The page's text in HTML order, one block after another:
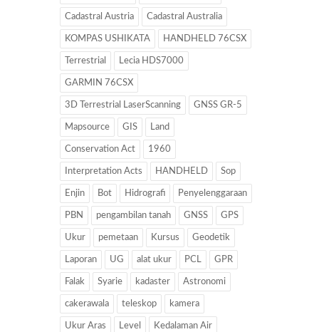
Cadastral Austria Cadastral Australia
KOMPAS USHIKATA HANDHELD 76CSX
Terrestrial Lecia HDS7000
GARMIN 76CSX
3D Terrestrial LaserScanning GNSS GR-5
Mapsource GIS Land
Conservation Act 1960
Interpretation Acts HANDHELD Sop
Enjin Bot Hidrografi Penyelenggaraan
PBN pengambilan tanah GNSS GPS
Ukur pemetaan Kursus Geodetik
Laporan UG alat ukur PCL GPR
Falak Syarie kadaster Astronomi
cakerawala teleskop kamera
Ukur Aras Level Kedalaman Air